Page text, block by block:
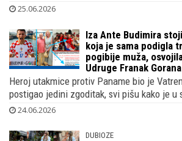
25.06.2026
Iza Ante Budimira
koja je sama podigla
pogibije muža,
Udruge Franak
Heroj utakmice protiv Paname bio je
postigao jedini zgoditak, svi pišu kako je u
24.06.2026
DUBIOZE